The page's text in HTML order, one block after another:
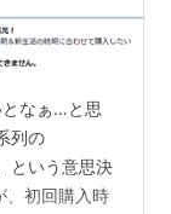
となぁ…と思
列の
という意思決
、初回購入時